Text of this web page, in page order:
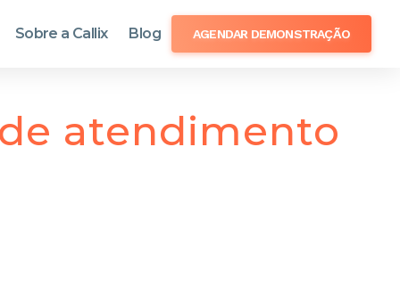
Sobre a Callix Blog AGENDAR DEMONSTRAÇÃO
atendimento